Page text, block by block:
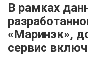
В рамках
«Маринэк»,
сервис